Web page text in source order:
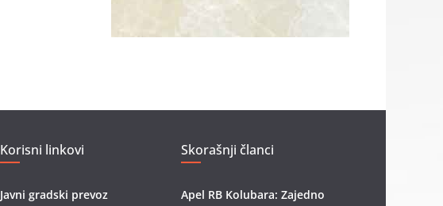
Korisni linkovi
Javni gradski prevoz
Skorašnji članci
Apel RB Kolubara: Zajedno